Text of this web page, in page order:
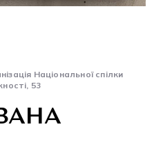
Національної спілки
53